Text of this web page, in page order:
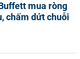
mua ròng
chấm dứt chuỗi